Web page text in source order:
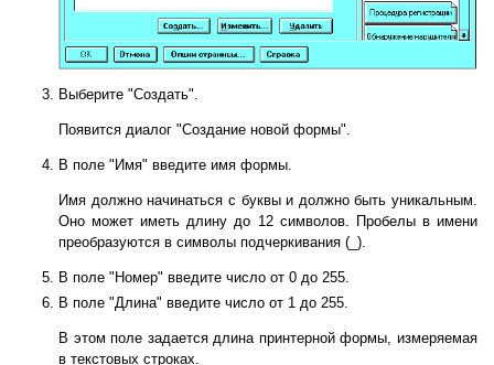
Выберите "Создать".
Появится диалог "Создание новой формы".
В поле "Имя" введите имя формы.
Имя должно начинаться с буквы и должно быть уникальным.
Оно может иметь длину до 12 символов. Пробелы в имени
преобразуются в символы подчеркивания (_).
В поле "Номер" введите число от 0 до 255.
В поле "Длина" введите число от 1 до 255.
В этом поле задается длина принтерной формы, измеряемая
в текстовых строках.